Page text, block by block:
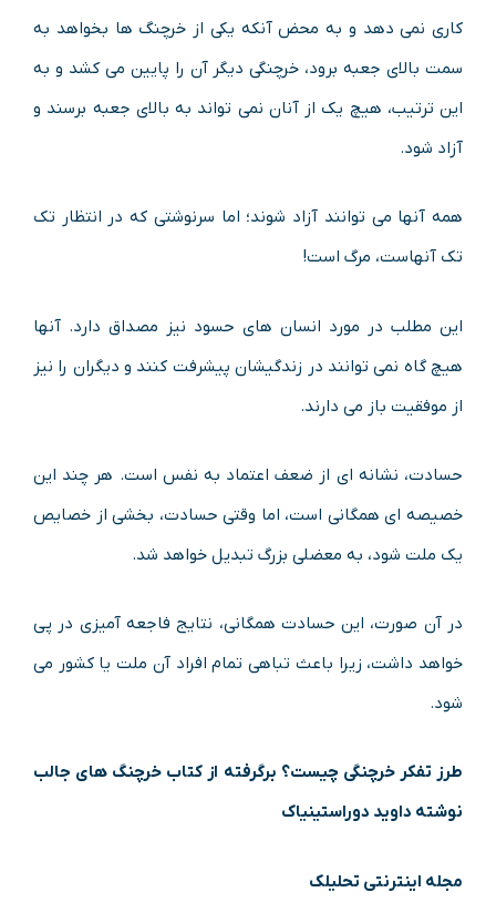
کاری نمی دهد و به محض آنکه یکی از خرچنگ ها بخواهد به
سمت بالای جعبه برود، خرچنگی دیگر آن را پایین می کشد و به
این ترتیب، هیچ یک از آنان نمی تواند به بالای جعبه برسند و
آزاد شود.
همه آنها می توانند آزاد شوند؛ اما سرنوشتی که در انتظار تک
تک آنهاست، مرگ است!
این مطلب در مورد انسان های حسود نیز مصداق دارد. آنها
هیچ گاه نمی توانند در زندگیشان پیشرفت کنند و دیگران را نیز
از موفقیت باز می دارند.
حسادت، نشانه ای از ضعف اعتماد به نفس است. هر چند این
خصیصه ای همگانی است، اما وقتی حسادت، بخشی از خصایص
یک ملت شود، به معضلی بزرگ تبدیل خواهد شد.
در آن صورت، این حسادت همگانی، نتایج فاجعه آمیزی در پی
خواهد داشت، زیرا باعث تباهی تمام افراد آن ملت یا کشور می
شود.
طرز تفکر خرچنگی چیست؟ برگرفته از کتاب خرچنگ های جالب
نوشته داوید دوراستینیاک
مجله اینترنتی تحلیلک